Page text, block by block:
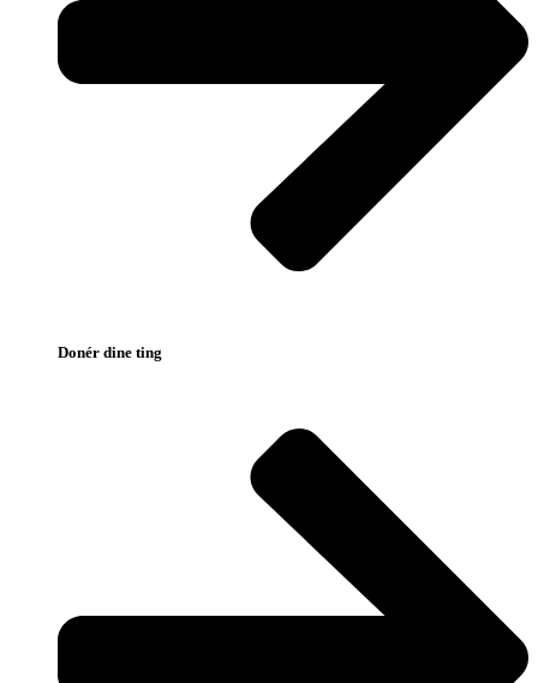
Donér dine ting